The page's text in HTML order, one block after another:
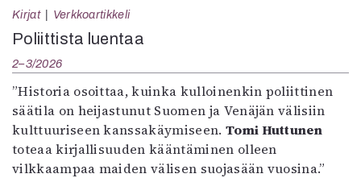
Kirjat Verkkoartikkeli
Poliittista luentaa
2–3/2026
”Historia osoittaa, kuinka kulloinenkin poliittinen
säätila on heijastunut Suomen ja Venäjän välisiin
kulttuuriseen kanssakäymiseen. Tomi Huttunen
toteaa kirjallisuuden kääntäminen olleen
vilkkaampaa maiden välisen suojasään vuosina.”